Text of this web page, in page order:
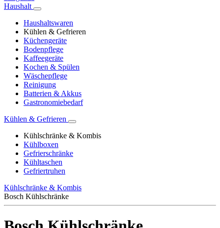
Haushalt
Haushaltswaren
Kühlen & Gefrieren
Küchengeräte
Bodenpflege
Kaffeegeräte
Kochen & Spülen
Wäschepflege
Reinigung
Batterien & Akkus
Gastronomiebedarf
Kühlen & Gefrieren
Kühlschränke & Kombis
Kühlboxen
Gefrierschränke
Kühltaschen
Gefriertruhen
Kühlschränke & Kombis
Bosch Kühlschränke